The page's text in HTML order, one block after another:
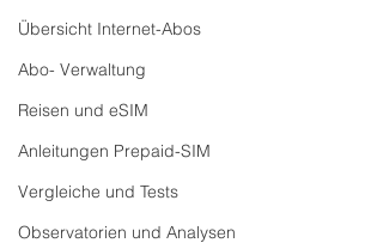
Übersicht Internet-Abos
Abo- Verwaltung
Reisen und eSIM
Anleitungen Prepaid-SIM
Vergleiche und Tests
Observatorien und Analysen